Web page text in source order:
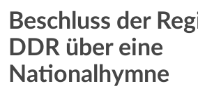
Beschluss der
DDR über eine
Nationalhymne